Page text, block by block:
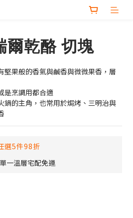
爾乾酪 切塊
果般的香氣與鹹香與微微果香，層
是烹調用都合適
的主角，也常用於焗烤、三明治與
選5件98折
一溫層宅配免運